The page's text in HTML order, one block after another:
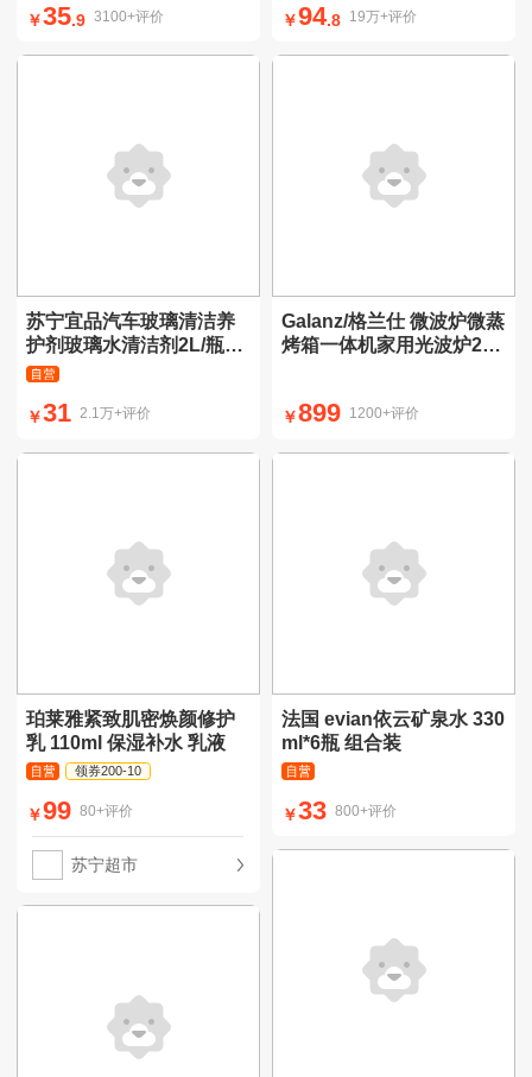
￥35.9 3100+评价
苏宁宜品汽车玻璃清洁养
护剂玻璃水清洁剂2L/瓶2
瓶装【驱水防雨】
￥31 2.1万+评价
珀莱雅紧致肌密焕颜修护
乳 110ml 保湿补水 乳液
领券200-10
￥99 80+评价
苏宁超市
￥94.8 19万+评价
Galanz/格兰仕 微波炉微蒸
烤箱一体机家用光波炉23
￥899 1200+评价
法国 evian依云矿泉水 330
ml*6瓶 组合装
￥33 800+评价